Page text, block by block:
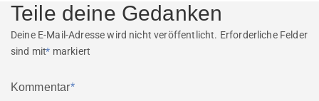
Teile deine Gedanken
Deine E-Mail-Adresse wird nicht veröffentlicht. Erforderliche Felder
sind mit* markiert
Kommentar*